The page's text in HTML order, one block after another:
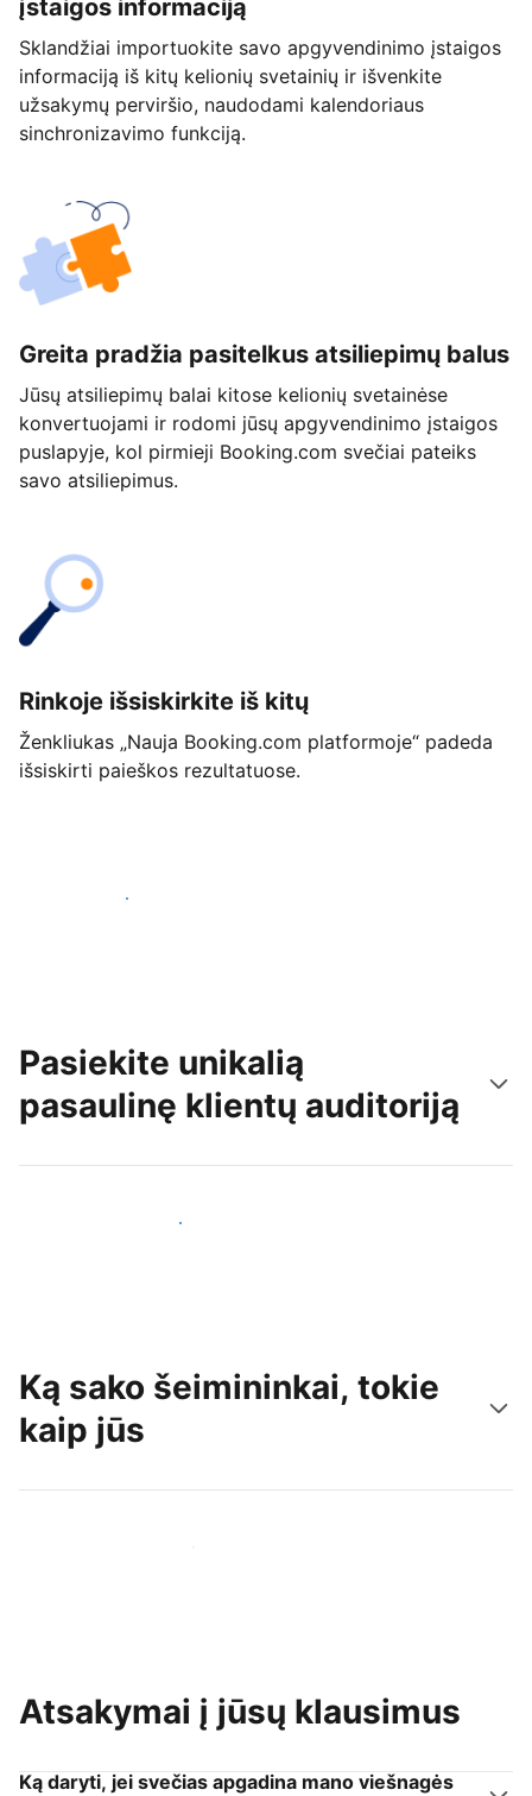
įstaigos informaciją
Sklandžiai importuokite savo apgyvendinimo įstaigos
informaciją iš kitų kelionių svetainių ir išvenkite
užsakymų perviršio, naudodami kalendoriaus
sinchronizavimo funkciją.
Greita pradžia pasitelkus atsiliepimų balus
Jūsų atsiliepimų balai kitose kelionių svetainėse
konvertuojami ir rodomi jūsų apgyvendinimo įstaigos
puslapyje, kol pirmieji Booking.com svečiai pateiks
savo atsiliepimus.
Rinkoje išsiskirkite iš kitų
Ženkliukas „Nauja Booking.com platformoje“ padeda
išsiskirti paieškos rezultatuose.
Pradėti jau šiandien
Pasiekite unikalią
pasaulinę klientų auditoriją
Pritraukti naujų svečių šiandien
Ką sako šeimininkai, tokie
kaip jūs
Prisijungti prie panašių šeimininkų
Atsakymai į jūsų klausimus
Ką daryti, jei svečias apgadina mano viešnagės